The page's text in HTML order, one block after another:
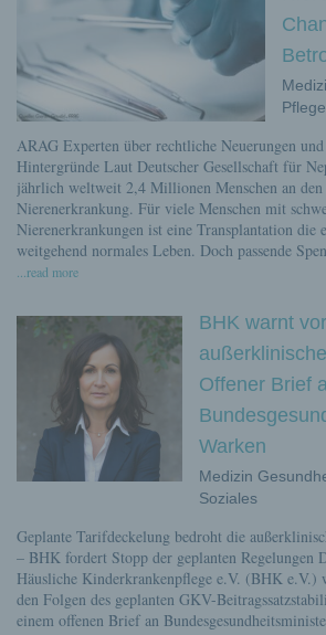
ARAG Experten über rechtliche Neuerungen
Hintergründe Laut Deutscher Gesellschaft für
jährlich weltweit 2,4 Millionen Menschen an
Nierenerkrankung. Für viele Menschen mit
Nierenerkrankungen ist eine Transplantation die
weitgehend normales Leben. Doch passende
...read more
BHK warnt
Offener Brief
Warken
Medizin
Soziales
Geplante Tarifdeckelung bedroht die
– BHK fordert Stopp der geplanten Regelungen
Häusliche Kinderkrankenpflege e.V. (BHK
den Folgen des geplanten GKV-
einem offenen Brief an